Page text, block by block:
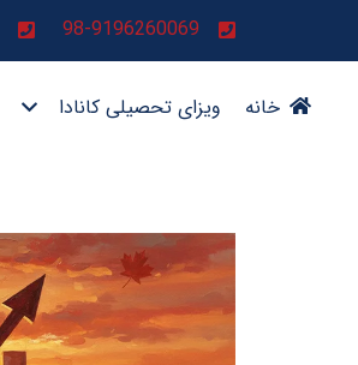
98-9196260069
خانه ویزای تحصیلی کانادا